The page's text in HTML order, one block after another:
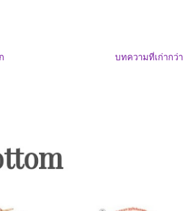
บทความที่เก่ากว่า